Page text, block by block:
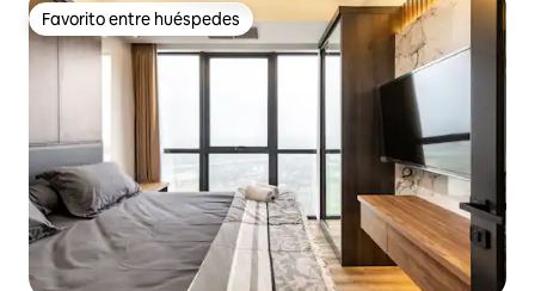
Favorito entre huéspedes
Favorito entre huéspedes